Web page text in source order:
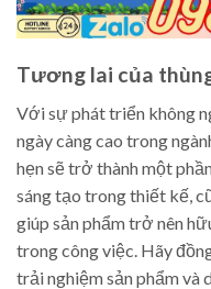
Tương lai của
Với sự phát triển không
ngày càng cao trong
hẹn sẽ trở thành một
sáng tạo trong thiết kế,
giúp sản phẩm trở nên
trong công việc. Hãy
trải nghiệm sản phẩm và